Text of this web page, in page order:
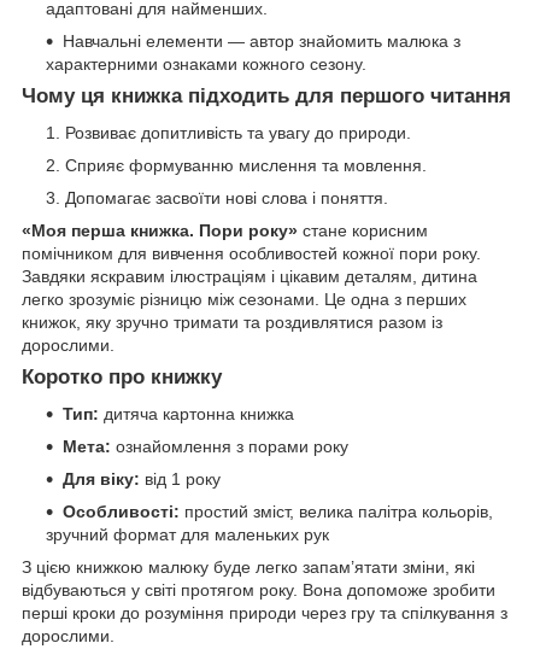
адаптовані для найменших.
Навчальні елементи — автор знайомить малюка з
характерними ознаками кожного сезону.
Чому ця книжка підходить для першого читання
Розвиває допитливість та увагу до природи.
Сприяє формуванню мислення та мовлення.
Допомагає засвоїти нові слова і поняття.
«Моя перша книжка. Пори року» стане корисним
помічником для вивчення особливостей кожної пори року.
Завдяки яскравим ілюстраціям і цікавим деталям, дитина
легко зрозуміє різницю між сезонами. Це одна з перших
книжок, яку зручно тримати та роздивлятися разом із
дорослими.
Коротко про книжку
Тип: дитяча картонна книжка
Мета: ознайомлення з порами року
Для віку: від 1 року
Особливості: простий зміст, велика палітра кольорів,
зручний формат для маленьких рук
З цією книжкою малюку буде легко запам’ятати зміни, які
відбуваються у світі протягом року. Вона допоможе зробити
перші кроки до розуміння природи через гру та спілкування з
дорослими.